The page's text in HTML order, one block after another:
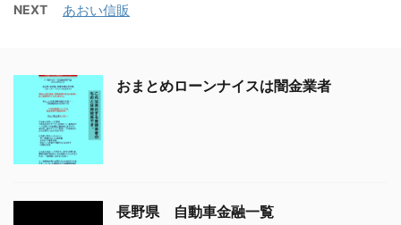
NEXT あおい信販
おまとめローンナイスは闇金業者
長野県 自動車金融一覧